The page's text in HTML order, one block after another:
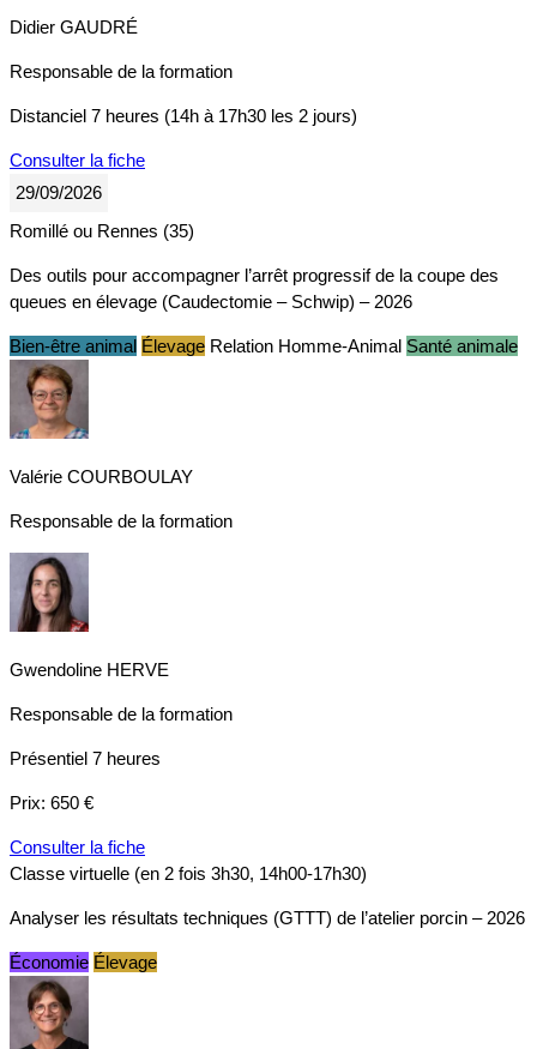
Didier GAUDRÉ
Responsable de la formation
Distanciel 7 heures (14h à 17h30 les 2 jours)
Consulter la fiche
29/09/2026
Romillé ou Rennes (35)
Des outils pour accompagner l’arrêt progressif de la coupe des
queues en élevage (Caudectomie – Schwip) – 2026
Bien-être animal Élevage Relation Homme-Animal Santé animale
Valérie COURBOULAY
Responsable de la formation
Gwendoline HERVE
Responsable de la formation
Présentiel 7 heures
Prix: 650 €
Consulter la fiche
Classe virtuelle (en 2 fois 3h30, 14h00-17h30)
Analyser les résultats techniques (GTTT) de l’atelier porcin – 2026
Économie Élevage